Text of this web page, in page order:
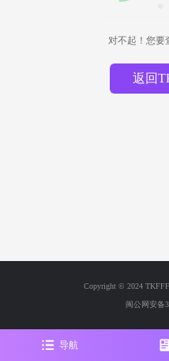
对不起！您要
返回
Copyright © 2024
闽公网安备
导航